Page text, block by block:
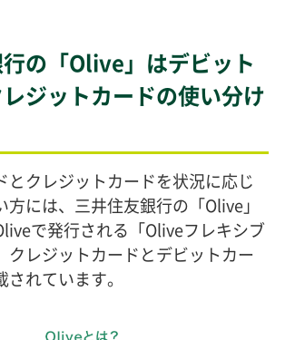
の「Olive」はデビット
ジットカードの使い分け
とクレジットカードを状況に応じ
方には、三井住友銀行の「Olive」
で発行される「Oliveフレキシブ
クレジットカードとデビットカー
れています。